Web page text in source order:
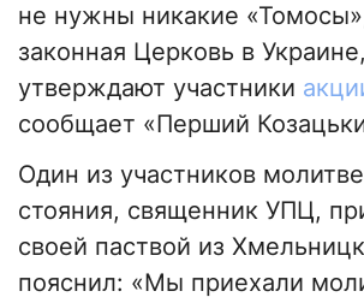
не нужны никакие
законная Церковь в Украине,
утверждают участники
сообщает «Перший
Один из участников
стояния, священник УПЦ,
своей паствой из
пояснил: «Мы приехали